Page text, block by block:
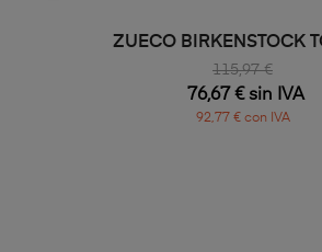
ZUECO BIRKENSTOCK
115,97 €
76,67 € sin IVA
92,77 € con IVA